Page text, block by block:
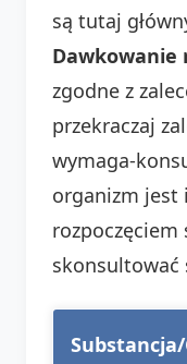
są tutaj
Dawkowanie
zgodne z
przekraczaj
wymaga-
organizm jest
rozpoczęciem
skonsultować